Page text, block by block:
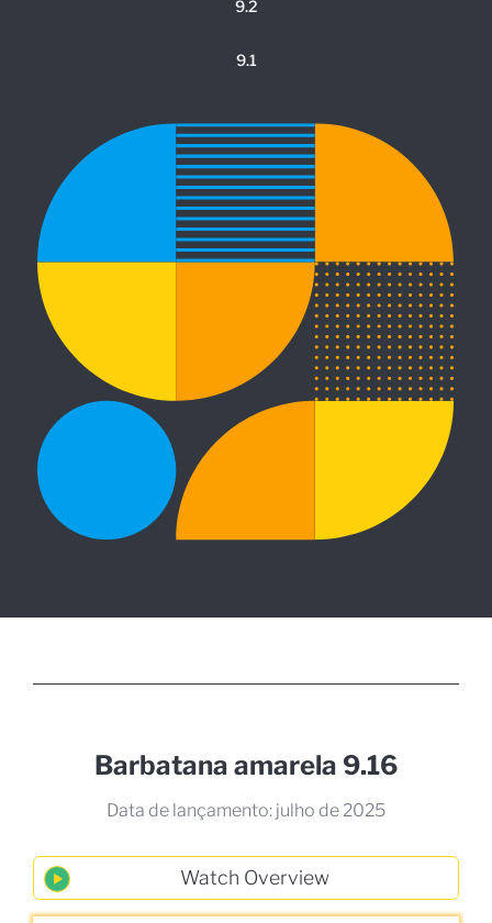
9.2
9.1
Barbatana amarela 9.16
Data de lançamento: julho de 2025